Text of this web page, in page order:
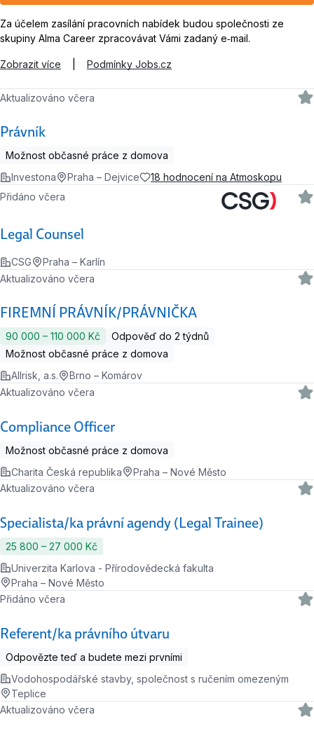
Za účelem zasílání pracovních nabídek budou společnosti ze
skupiny Alma Career zpracovávat Vámi zadaný e‑mail.
Zobrazit více Podmínky Jobs.cz
Právník
Aktualizováno včera
Možnost občasné práce z domova
Investona
Praha – Dejvice 18 hodnocení na Atmoskopu
Legal Counsel
Přidáno včera
CSG Praha – Karlín
FIREMNÍ PRÁVNÍK/PRÁVNIČKA
Aktualizováno včera
90 000 ‍–‍ 110 000 Kč
Odpověď do 2 týdnů
Možnost občasné práce z domova
Allrisk, a.s.
Brno – Komárov
Compliance Officer
Aktualizováno včera
Možnost občasné práce z domova
Charita Česká republika
Praha – Nové Město
Specialista/ka právní agendy (Legal Trainee)
Aktualizováno včera
25 800 ‍–‍ 27 000 Kč
Univerzita Karlova - Přírodovědecká fakulta
Praha – Nové Město
Referent/ka právního útvaru
Přidáno včera
Odpovězte teď a budete mezi prvními
Vodohospodářské stavby, společnost s ručením omezeným
Teplice
Aktualizováno včera